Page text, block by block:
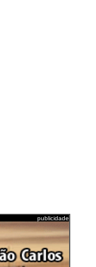
publicidade